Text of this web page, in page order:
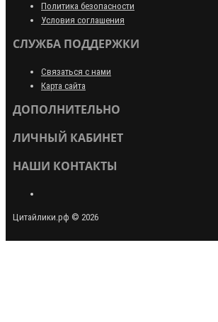
Политика безопасности
Условия соглашения
СЛУЖБА ПОДДЕРЖКИ
Связаться с нами
Карта сайта
ДОПОЛНИТЕЛЬНО
ЛИЧНЫЙ КАБИНЕТ
НАШИ КОНТАКТЫ
Цитайлики.рф © 2026